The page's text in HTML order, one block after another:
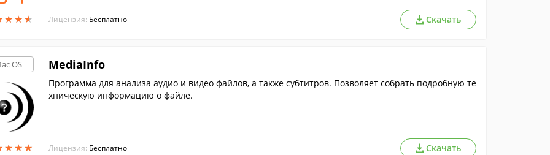
★★★
★★★ Лицензия: Бесплатно Скачать
OS
★★★
★★★
MediaInfo
Программа для анализа аудио и видео файлов, а также субтитров. Позволяет собрать подробную те
хническую информацию о файле.
Лицензия: Бесплатно Скачать